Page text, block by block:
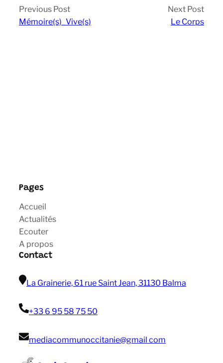
Previous Post
Mémoire(s)_Vive(s)
Next Post
Le Corps
Pages
Accueil
Actualités
Ecouter
A propos
Contact
La Grainerie, 61 rue Saint Jean, 31130 Balma
+33 6 95 58 75 50
mediacommunoccitanie@gmail com